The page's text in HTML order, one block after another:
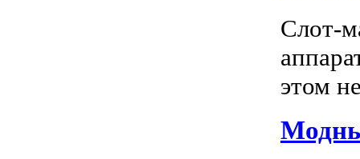
Слот-
этом